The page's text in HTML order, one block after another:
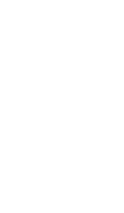
的始作俑者。随着调查
a Athena Red sizzle in